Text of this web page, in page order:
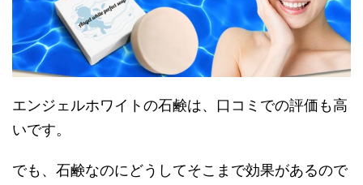
エンジェルホワイトの石鹸は、口コミでの評価も高
いです。
でも、石鹸なのにどうしてそこまで効果があるので